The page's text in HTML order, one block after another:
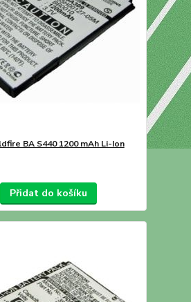
BA S440 1200 mAh Li-Ion
Přidat do košíku